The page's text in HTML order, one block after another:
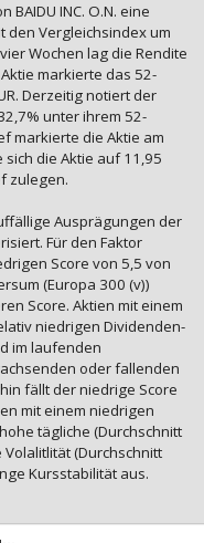
INC. O.N. eine
den Vergleichsindex um
Wochen lag die Rendite
markierte das 52-
Derzeitig notiert der
unter ihrem 52-
markierte die Aktie am
sich die Aktie auf 11,95
zulegen.
Ausprägungen der
Für den Faktor
Score von 5,5 von
(Europa 300 (v))
Score. Aktien mit einem
niedrigen Dividenden-
im laufenden
oder fallenden
fällt der niedrige Score
mit einem niedrigen
tägliche (Durchschnitt
(Durchschnitt
Kursstabilität aus.